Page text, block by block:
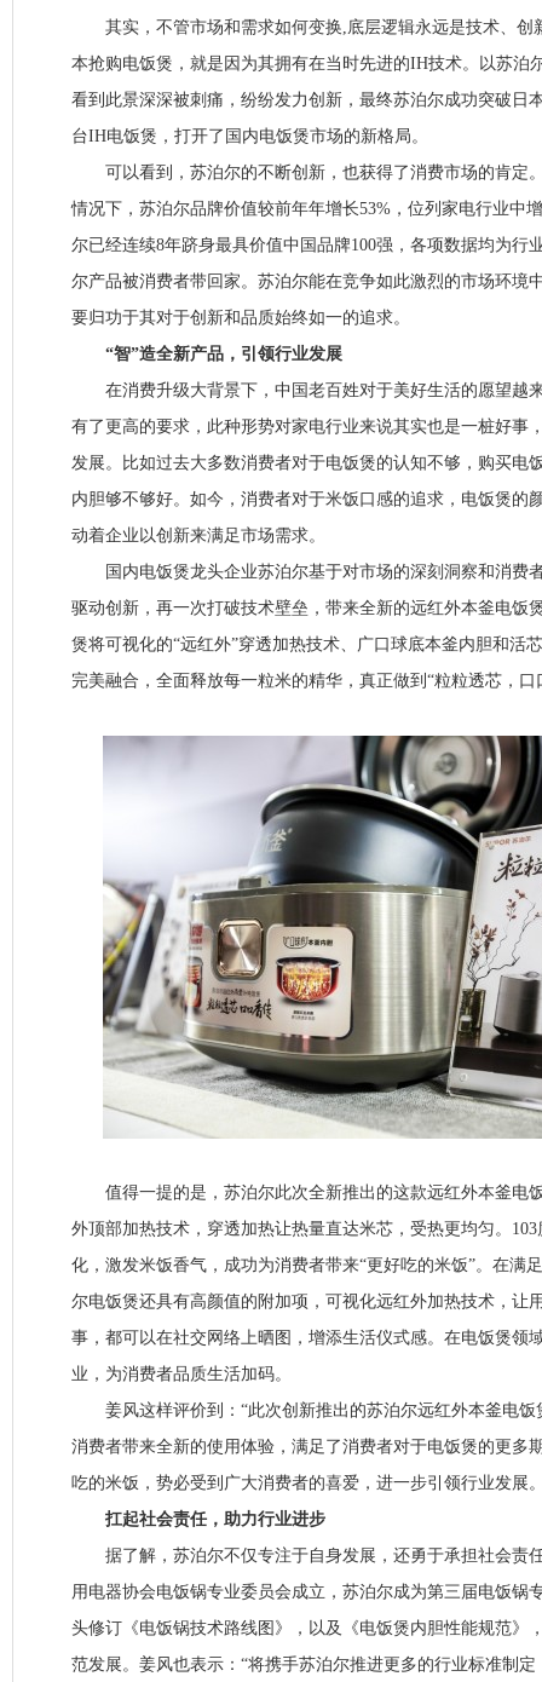
其实，不管市场和需求如何变换,底层逻辑永远是技术、创
本抢购电饭煲，就是因为其拥有在当时先进的IH技术。以苏泊
看到此景深深被刺痛，纷纷发力创新，最终苏泊尔成功突破日
台IH电饭煲，打开了国内电饭煲市场的新格局。
可以看到，苏泊尔的不断创新，也获得了消费市场的肯定
情况下，苏泊尔品牌价值较前年年增长53%，位列家电行业中
尔已经连续8年跻身最具价值中国品牌100强，各项数据均为行
尔产品被消费者带回家。苏泊尔能在竞争如此激烈的市场环境
要归功于其对于创新和品质始终如一的追求。
“智”造全新产品，引领行业发展
在消费升级大背景下，中国老百姓对于美好生活的愿望越
有了更高的要求，此种形势对家电行业来说其实也是一桩好事
发展。比如过去大多数消费者对于电饭煲的认知不够，购买电
内胆够不够好。如今，消费者对于米饭口感的追求，电饭煲的
动着企业以创新来满足市场需求。
国内电饭煲龙头企业苏泊尔基于对市场的深刻洞察和消费
驱动创新，再一次打破技术壁垒，带来全新的远红外本釜电饭
煲将可视化的“远红外”穿透加热技术、广口球底本釜内胆和活
完美融合，全面释放每一粒米的精华，真正做到“粒粒透芯，口
值得一提的是，苏泊尔此次全新推出的这款远红外本釜电
外顶部加热技术，穿透加热让热量直达米芯，受热更均匀。
化，激发米饭香气，成功为消费者带来“更好吃的米饭”。在满
尔电饭煲还具有高颜值的附加项，可视化远红外加热技术，让
事，都可以在社交网络上晒图，增添生活仪式感。在电饭煲领
业，为消费者品质生活加码。
姜风这样评价到：“此次创新推出的苏泊尔远红外本釜电饭
消费者带来全新的使用体验，满足了消费者对于电饭煲的更多
吃的米饭，势必受到广大消费者的喜爱，进一步引领行业发展
扛起社会责任，助力行业进步
据了解，苏泊尔不仅专注于自身发展，还勇于承担社会责
用电器协会电饭锅专业委员会成立，苏泊尔成为第三届电饭锅
头修订《电饭锅技术路线图》，以及《电饭煲内胆性能规范》
范发展。姜风也表示：“将携手苏泊尔推进更多的行业标准制